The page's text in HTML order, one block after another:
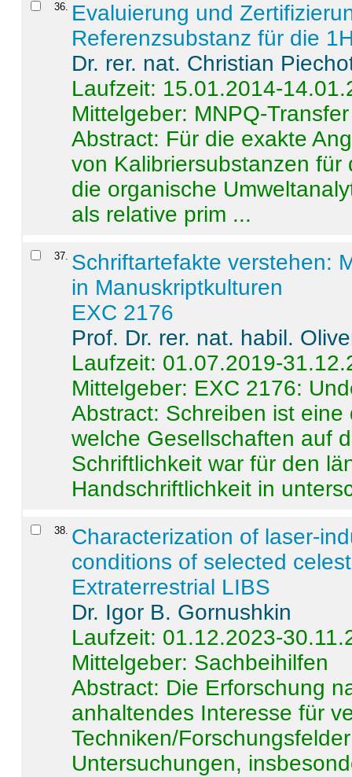
36. Evaluierung und
Referenzsubstanz für die
Dr. rer. nat. Christian
Laufzeit: 15.01.2014-
Mittelgeber: MNPQ-Transfer
Abstract: Für die exakte
von Kalibriersubstanzen
die organische
als relative prim ...
37. Schriftartefakte verstehen:
in Manuskriptkulturen
EXC 2176
Prof. Dr. rer. nat. habil.
Laufzeit: 01.07.2019-
Mittelgeber: EXC 2176:
Abstract: Schreiben ist
welche Gesellschaften auf
Schriftlichkeit war für den
Handschriftlichkeit in
38. Characterization of laser-
conditions of selected
Extraterrestrial LIBS
Dr. Igor B. Gornushkin
Laufzeit: 01.12.2023-
Mittelgeber: Sachbeihilfen
Abstract: Die Erforschung
anhaltendes Interesse für
Techniken/
Untersuchungen,